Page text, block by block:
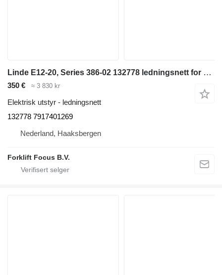
Linde E12-20, Series 386-02 132778 ledningsnett for Linde E12-20, Series 386-02 lagermaskin
350 € ≈ 3 830 kr
Elektrisk utstyr - ledningsnett
132778 7917401269
Nederland, Haaksbergen
Forklift Focus B.V.